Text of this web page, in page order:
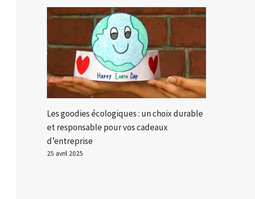
Les goodies écologiques : un choix durable
et responsable pour vos cadeaux
d’entreprise
25 avril 2025